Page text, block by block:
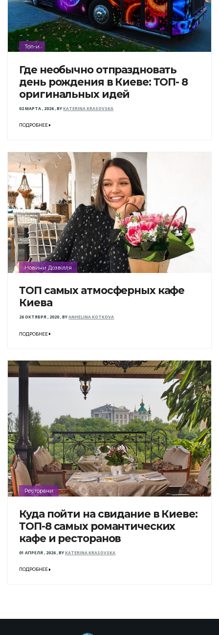
Топ-и
Где необычно отпраздновать
день рождения в Киеве: ТОП- 8
оригинальных идей
02 МАРТА , 2026,BYKATERINA KRASOVSKA
ПОДРОБНЕЕ
Новини Дозвілля
ТОП самых атмосферных кафе
Киева
26 ОКТЯБРЯ , 2020,BYANHELINA KOTKOVA
ПОДРОБНЕЕ
Ресторани
Куда пойти на свидание в Киеве:
ТОП-8 самых романтических
кафе и ресторанов
01 АПРЕЛЯ , 2026,BYKATERINA KRASOVSKA
ПОДРОБНЕЕ